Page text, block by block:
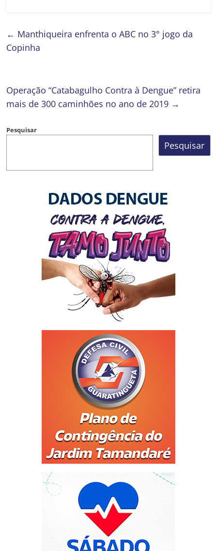
← Manthiqueira enfrenta o ABC no 3° jogo da
Copinha
Operação “Catabagulho Contra à Dengue” retira
mais de 300 caminhões no ano de 2019 →
Pesquisar
Pesquisar